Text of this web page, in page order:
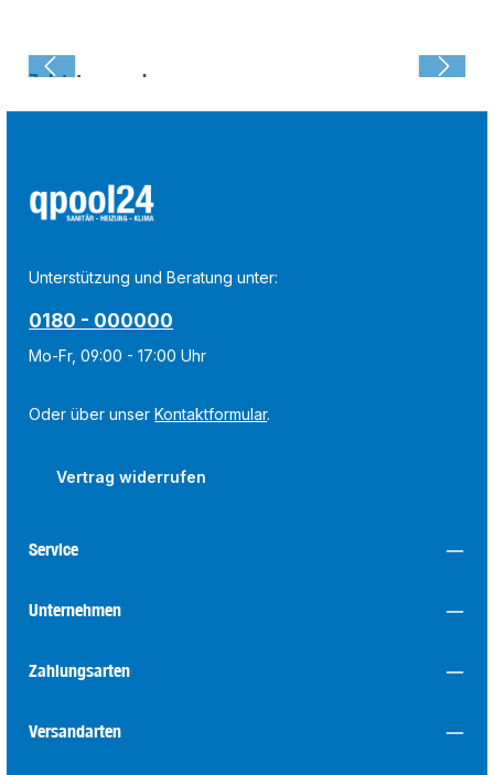
Zuletzt angesehen:
Unterstützung und Beratung unter:
0180 - 000000
Mo-Fr, 09:00 - 17:00 Uhr
Oder über unser Kontaktformular.
Vertrag widerrufen
Service
Unternehmen
Zahlungsarten
Versandarten